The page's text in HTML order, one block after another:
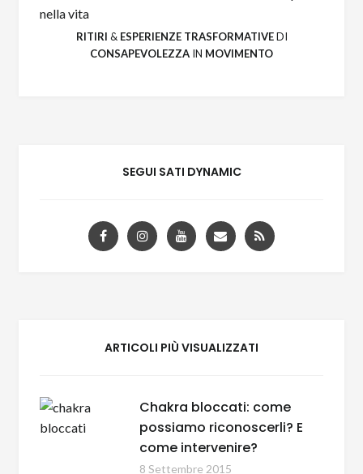
RITIRI & ESPERIENZE TRASFORMATIVEDI
CONSAPEVOLEZZA IN MOVIMENTO
SEGUI SATI DYNAMIC
ARTICOLI PIÙ VISUALIZZATI
Chakra bloccati: come
possiamo riconoscerli? E
come intervenire?
8 Settembre 2015